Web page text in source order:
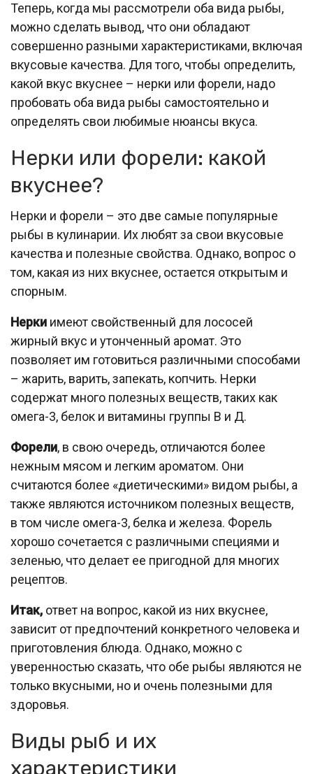
Теперь, когда мы рассмотрели оба вида рыбы,
можно сделать вывод, что они обладают
совершенно разными характеристиками, включая
вкусовые качества. Для того, чтобы определить,
какой вкус вкуснее – нерки или форели, надо
пробовать оба вида рыбы самостоятельно и
определять свои любимые нюансы вкуса.
Нерки или форели: какой
вкуснее?
Нерки и форели – это две самые популярные
рыбы в кулинарии. Их любят за свои вкусовые
качества и полезные свойства. Однако, вопрос о
том, какая из них вкуснее, остается открытым и
спорным.
Нерки имеют свойственный для лососей
жирный вкус и утонченный аромат. Это
позволяет им готовиться различными способами
– жарить, варить, запекать, копчить. Нерки
содержат много полезных веществ, таких как
омега-3, белок и витамины группы В и Д.
Форели, в свою очередь, отличаются более
нежным мясом и легким ароматом. Они
считаются более «диетическими» видом рыбы, а
также являются источником полезных веществ,
в том числе омега-3, белка и железа. Форель
хорошо сочетается с различными специями и
зеленью, что делает ее пригодной для многих
рецептов.
Итак, ответ на вопрос, какой из них вкуснее,
зависит от предпочтений конкретного человека и
приготовления блюда. Однако, можно с
уверенностью сказать, что обе рыбы являются не
только вкусными, но и очень полезными для
здоровья.
Виды рыб и их
характеристики